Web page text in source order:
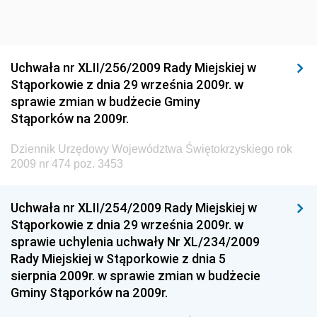
Środowiska
Dziennik Urzędowy Ministerstwa Administracji,
Gospodarki Terenowej i Ochrony Środowiska
Gospodarki Przestrzennej
Dziennik Urzędowy Ministerstwa Przemysłu
Chemicznego i Lekkiego
Dziennik Urzędowy Ministerstwa Rolnictwa i
Gospodarki Żywnościowej
Uchwała nr XLII/256/2009 Rady Miejskiej w
Stąporkowie z dnia 29 września 2009r. w
sprawie zmian w budżecie Gminy
Stąporków na 2009r.
Dziennik Urzędowy Województwa Świętokrzyskiego rok
2009 nr 474 poz. 3453
Uchwała nr XLII/254/2009 Rady Miejskiej w
Stąporkowie z dnia 29 września 2009r. w
sprawie uchylenia uchwały Nr XL/234/2009
Rady Miejskiej w Stąporkowie z dnia 5
sierpnia 2009r. w sprawie zmian w budżecie
Gminy Stąporków na 2009r.